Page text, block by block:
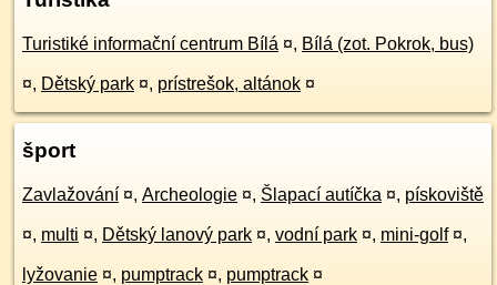
Turistiké informační centrum Bílá ¤, Bílá (zot. Pokrok, bus)
¤, Dětský park ¤, prístrešok, altánok ¤
šport
Zavlažování ¤, Archeologie ¤, Šlapací autíčka ¤, pískoviště
¤, multi ¤, Dětský lanový park ¤, vodní park ¤, mini-golf ¤,
lyžovanie ¤, pumptrack ¤, pumptrack ¤